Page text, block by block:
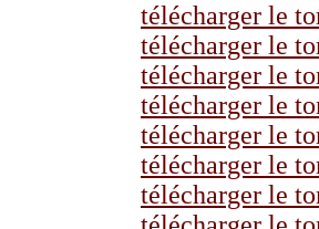
télécharger le
télécharger le
télécharger le
télécharger le
télécharger le
télécharger le
télécharger le